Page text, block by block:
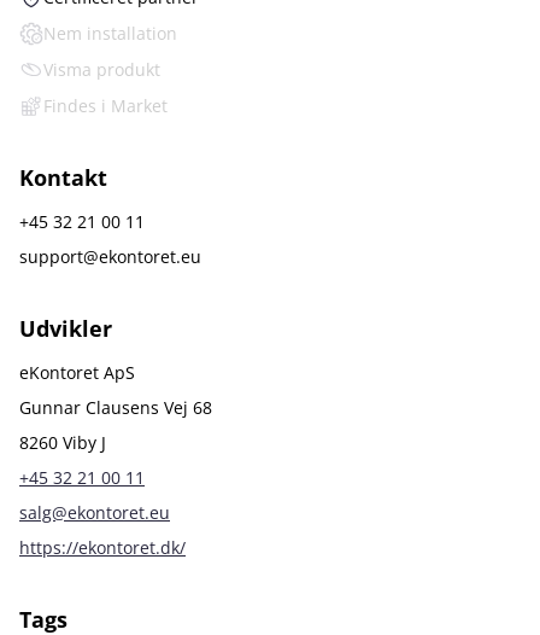
Nem installation
Visma produkt
Findes i Market
Kontakt
+45 32 21 00 11
support@ekontoret.eu
Udvikler
eKontoret ApS
Gunnar Clausens Vej 68
8260 Viby J
+45 32 21 00 11
salg@ekontoret.eu
https://ekontoret.dk/
Tags